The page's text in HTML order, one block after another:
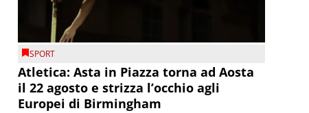
SPORT
Atletica: Asta in Piazza torna ad Aosta
il 22 agosto e strizza l’occhio agli
Europei di Birmingham